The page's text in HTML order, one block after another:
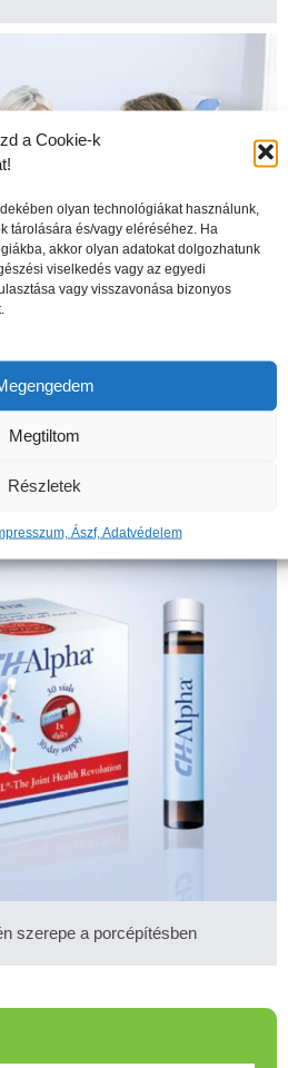
a Cookie-k
olyan technológiákat használunk,
tárolására és/vagy eléréséhez. Ha
akkor olyan adatokat dolgozhatunk
viselkedés vagy az egyedi
vagy visszavonása bizonyos
Megtiltom
Részletek
Ászf, Adatvédelem
veszélyei
szerepe a porcépítésben